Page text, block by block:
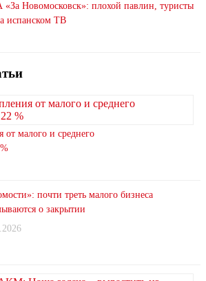
Новомосковск»: плохой павлин, туристы
испанском ТВ
от малого и среднего
почти треть малого бизнеса
о закрытии